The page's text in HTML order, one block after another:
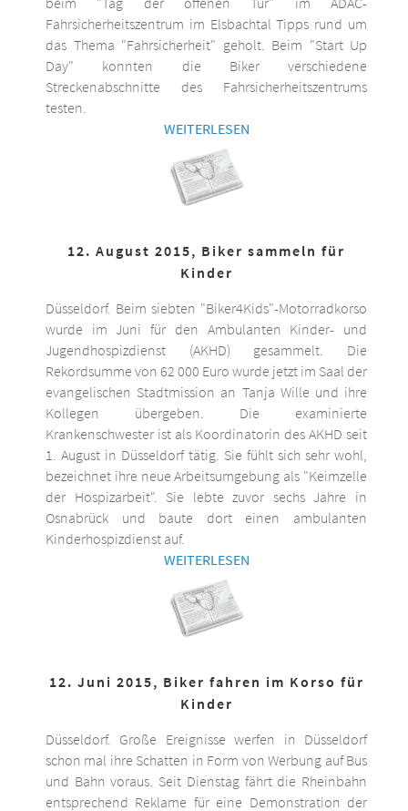
Fahrsicherheitszentrum im Elsbachtal Tipps rund um
das Thema "Fahrsicherheit" geholt. Beim "Start Up
Day" konnten die Biker verschiedene
Streckenabschnitte des Fahrsicherheitszentrums
testen.
WEITERLESEN
12. August 2015, Biker sammeln für
Kinder
Düsseldorf. Beim siebten "Biker4Kids"-Motorradkorso
wurde im Juni für den Ambulanten Kinder- und
Jugendhospizdienst (AKHD) gesammelt. Die
Rekordsumme von 62 000 Euro wurde jetzt im Saal der
evangelischen Stadtmission an Tanja Wille und ihre
Kollegen übergeben. Die examinierte
Krankenschwester ist als Koordinatorin des AKHD seit
1. August in Düsseldorf tätig. Sie fühlt sich sehr wohl,
bezeichnet ihre neue Arbeitsumgebung als "Keimzelle
der Hospizarbeit". Sie lebte zuvor sechs Jahre in
Osnabrück und baute dort einen ambulanten
Kinderhospizdienst auf.
WEITERLESEN
12. Juni 2015, Biker fahren im Korso für
Kinder
Düsseldorf. Große Ereignisse werfen in Düsseldorf
schon mal ihre Schatten in Form von Werbung auf Bus
und Bahn voraus. Seit Dienstag fährt die Rheinbahn
entsprechend Reklame für eine Demonstration der